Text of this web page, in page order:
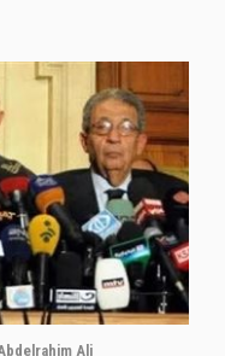
1979 — nous
Ali